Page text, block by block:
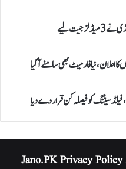
جیت لیے
سیٹنگ کو فیصلہ کن قرار دے دیا
Privacy Policy